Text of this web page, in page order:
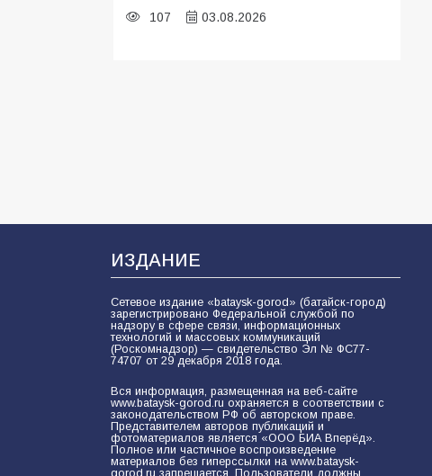
107 03.08.2026
100
Будет ли мобилизация в России в
2026 году после выборов: в
Госдуме дали ответ
94 06.08.2026
«Пургу нести — не поля
переходить»: почему заявления о
ИЗДАНИЕ
Сетевое издание «bataysk-gorod» (батайск-город)
зарегистрировано Федеральной службой по
надзору в сфере связи, информационных
технологий и массовых коммуникаций
(Роскомнадзор) — свидетельство Эл № ФС77-
74707 от 29 декабря 2018 года.
Вся информация, размещенная на веб-сайте
www.bataysk-gorod.ru охраняется в соответствии с
законодательством РФ об авторском праве.
Представителем авторов публикаций и
фотоматериалов является «ООО БИА Вперёд».
Полное или частичное воспроизведение
материалов без гиперссылки на www.bataysk-
gorod.ru запрещается. Пользователи должны